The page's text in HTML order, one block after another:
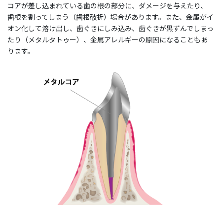
コアが差し込まれている歯の根の部分に、ダメージを与えたり、
歯根を割ってしまう（歯根破折）場合があります。また、金属がイ
オン化して溶け出し、歯ぐきにしみ込み、歯ぐきが黒ずんでしまっ
たり（メタルタトゥー）、金属アレルギーの原因になることもあ
ります。